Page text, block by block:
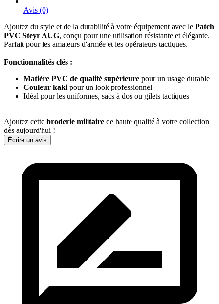
Avis (0)
Ajoutez du style et de la durabilité à votre équipement avec le Patch
PVC Steyr AUG, conçu pour une utilisation résistante et élégante.
Parfait pour les amateurs d'armée et les opérateurs tactiques.
Fonctionnalités clés :
Matière PVC de qualité supérieure pour un usage durable
Couleur kaki pour un look professionnel
Idéal pour les uniformes, sacs à dos ou gilets tactiques
Ajoutez cette broderie militaire de haute qualité à votre collection
dès aujourd'hui !
Écrire un avis